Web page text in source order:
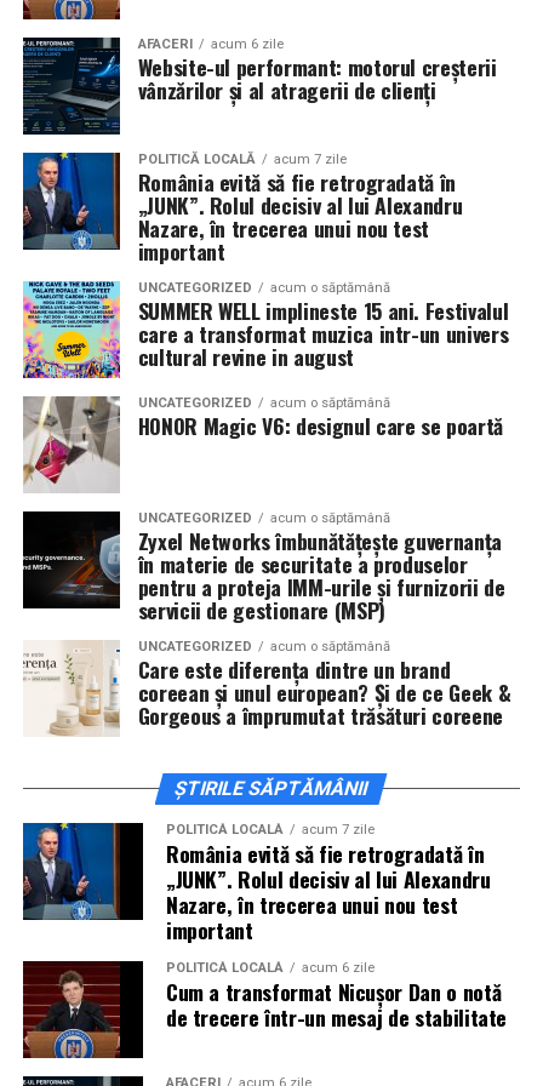
Necula, originari din Constanța și împrejurimi, vor
prezenta filmul alături de colegii lor
Alexandra Răduță și Gabriel Vatavu.
Cinema City Shopping City Galați
12 februarie de la 18:30la întâlnirea cu actrițele
State și Azaleea Necula și regizorul Paul Decu.
Pe 13 februarie la ora 18:30, spectatorii dinIași
invitați la proiecția specială din
Mall, alături de regizorulPaul Decuși de
actoriiGabriel Vatavu, Sergiu Costache, Azaleea
Necula, Alexandra Răduță.
De „Ziua Îndrăgostiților”, pe14 februarie, în Cinema
City Iulius Mall Suceava, de la 18:30, spectatorii sunt
invitați la film alături de regizorul
actoriiSergiu Costache, Vlad si Oana Gherman,
Alexandra Răduță.
Cineplexx Băneasa Shopping City
Bucureștigăzduiește o proiecție specială în prezența
întregii echipe pe15 februarie, de la 17:30.
ÎnCraiova , regizorul Paul Decuși actorii Sergiu
Costache, Azaleea Necula și Oana Gherman vor
Mall pe 16 februarie de la ora 18:00.
ActoriiVlad Gherman, Oana Gherman și Ioana
Ginghină
vin la întâlnirea cu publicul dinCinema City
Vivo! Pitești pe 17 februarie, de la 18:30și vor
participa la o discuție după proiecție, alături de
Paul Decu.
Caravana„În pielea mea”ajunge laCinema City
Shopping City Ploiești, pe 18 februarie, de la 18:30, la
proiecția specială introdusă de regizorul
AFACERI acum 6 zile
Website-ul performant: motorul creșterii
vânzărilor și al atragerii de clienți
POLITICĂ LOCALĂ acum 7 zile
România evită să fie retrogradată în
„JUNK”. Rolul decisiv al lui Alexandru
Nazare, în trecerea unui nou test
important
UNCATEGORIZED acum o săptămână
SUMMER WELL implineste 15 ani. Festivalul
care a transformat muzica intr-un univers
cultural revine in august
UNCATEGORIZED acum o săptămână
HONOR Magic V6: designul care se poartă
UNCATEGORIZED acum o săptămână
Zyxel Networks îmbunătățește guvernanța
în materie de securitate a produselor
pentru a proteja IMM-urile și furnizorii de
servicii de gestionare (MSP)
UNCATEGORIZED acum o săptămână
Care este diferența dintre un brand
coreean și unul european? Și de ce Geek &
Gorgeous a împrumutat trăsături coreene
ȘTIRILE SĂPTĂMÂNII
POLITICĂ LOCALĂ acum 7 zile
România evită să fie retrogradată în
„JUNK”. Rolul decisiv al lui Alexandru
Nazare, în trecerea unui nou test
important
POLITICĂ LOCALĂ acum 6 zile
Cum a transformat Nicușor Dan o notă
de trecere într-un mesaj de stabilitate
AFACERI acum 6 zile